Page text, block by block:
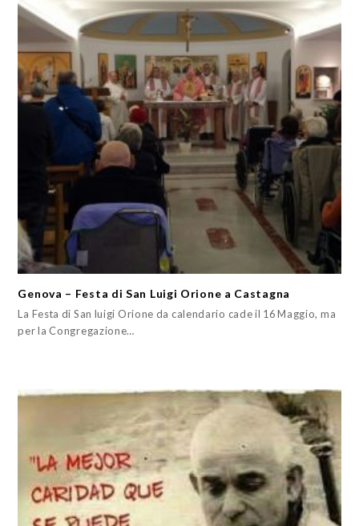
Genova – Festa di San Luigi Orione a Castagna
La Festa di San luigi Orione da calendario cade il 16 Maggio, ma
per la Congregazione…